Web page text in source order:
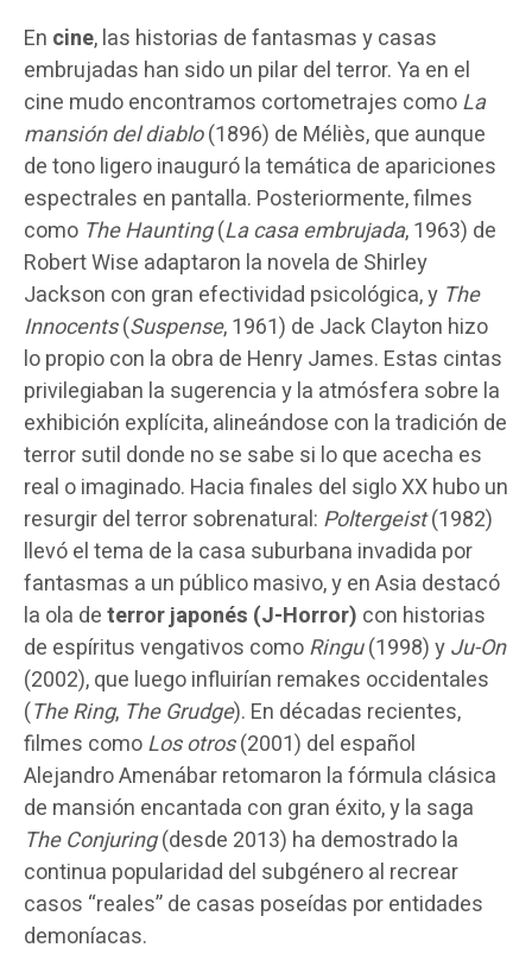
En cine, las historias de fantasmas y casas
embrujadas han sido un pilar del terror. Ya en el
cine mudo encontramos cortometrajes comoLa
mansión del diablo(1896) de Méliès, que aunque
de tono ligero inauguró la temática de apariciones
espectrales en pantalla. Posteriormente, filmes
como The Haunting(La casa embrujada, 1963) de
Robert Wise adaptaron la novela de Shirley
Jackson con gran efectividad psicológica, y The
Innocents(Suspense, 1961) de Jack Clayton hizo
lo propio con la obra de Henry James. Estas cintas
privilegiaban la sugerencia y la atmósfera sobre la
exhibición explícita, alineándose con la tradición de
terror sutil donde no se sabe si lo que acecha es
real o imaginado. Hacia finales del siglo XX hubo un
resurgir del terror sobrenatural: Poltergeist(1982)
llevó el tema de la casa suburbana invadida por
fantasmas a un público masivo, y en Asia destacó
la ola deterror japonés (J-Horror) con historias
de espíritus vengativos comoRingu(1998) yJu-On
(2002), que luego influirían remakes occidentales
(The Ring, The Grudge). En décadas recientes,
filmes comoLos otros(2001) del español
Alejandro Amenábar retomaron la fórmula clásica
de mansión encantada con gran éxito, y la saga
The Conjuring(desde 2013) ha demostrado la
continua popularidad del subgénero al recrear
casos “reales” de casas poseídas por entidades
demoníacas.